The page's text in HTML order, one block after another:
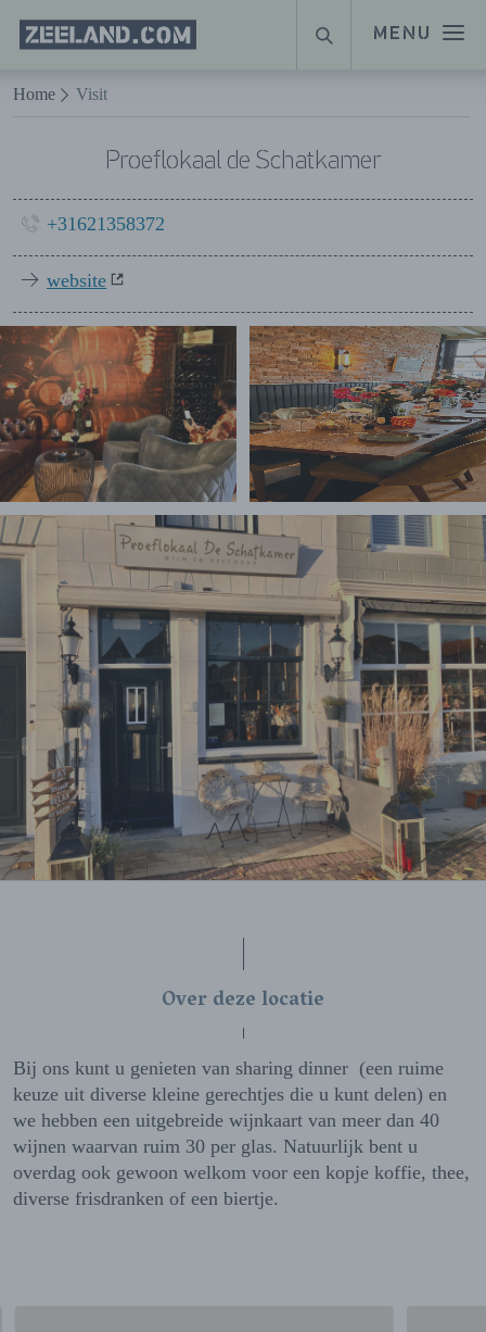
Naar hoofdinhoud
MENU
Homepage
Zeeland.com
ZOEKEN
Home Visit
Proeflokaal de Schatkamer
+31621358372
website
Over deze locatie
Bij ons kunt u genieten van sharing dinner (een ruime
keuze uit diverse kleine gerechtjes die u kunt delen) en
we hebben een uitgebreide wijnkaart van meer dan 40
wijnen waarvan ruim 30 per glas. Natuurlijk bent u
overdag ook gewoon welkom voor een kopje koffie, thee,
diverse frisdranken of een biertje.